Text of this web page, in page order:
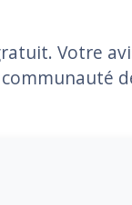
Votre